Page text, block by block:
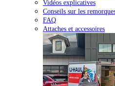
Vidéos explicatives
Conseils sur les
FAQ
Attaches et accessoires